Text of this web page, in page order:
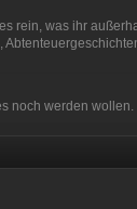
rein, was ihr
noch werden wollen.